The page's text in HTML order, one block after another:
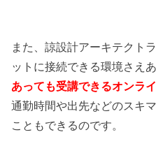
また、諒設計アーキテクト
ットに接続できる環境さえあ
あっても受講できるオンラ
通勤時間や出先などのスキ
こともできるのです。